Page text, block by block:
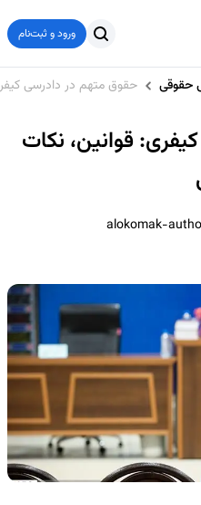
ورود و ثبت‌نام
حقوقی حقوق متهم در دادرسی
قوانین، نکات
alokomak-